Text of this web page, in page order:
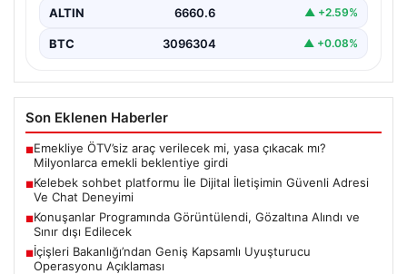
ALTIN 6660.6 ▲ +2.59%
BTC 3096304 ▲ +0.08%
Son Eklenen Haberler
■Emekliye ÖTV’siz araç verilecek mi, yasa çıkacak mı?
Milyonlarca emekli beklentiye girdi
■Kelebek sohbet platformu İle Dijital İletişimin Güvenli Adresi
Ve Chat Deneyimi
■Konuşanlar Programında Görüntülendi, Gözaltına Alındı ve
Sınır dışı Edilecek
■İçişleri Bakanlığı’ndan Geniş Kapsamlı Uyuşturucu
Operasyonu Açıklaması